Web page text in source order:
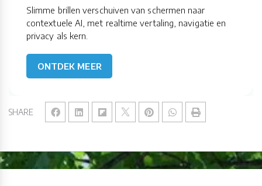
SHARE
Slimme brillen verschuiven van schermen naar
contextuele AI, met realtime vertaling, navigatie en
privacy als kern.
ONTDEK MEER